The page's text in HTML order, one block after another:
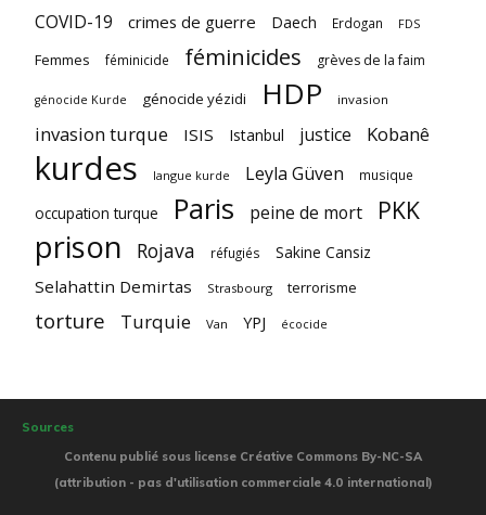
COVID-19 crimes de guerre Daech Erdogan FDS
Femmes féminicide féminicides grèves de la faim
génocide Kurde génocide yézidi HDP invasion
invasion turque ISIS Istanbul justice Kobanê
kurdes langue kurde Leyla Güven musique
occupation turque Paris peine de mort PKK
prison Rojava réfugiés Sakine Cansiz
Selahattin Demirtas Strasbourg terrorisme
torture Turquie Van YPJ écocide
Sources
Contenu publié sous license Créative Commons By-NC-SA
(attribution - pas d'utilisation commerciale 4.0 international)